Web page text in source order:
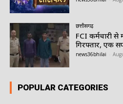
छत्तीसगढ़
FCI कर्मचारी से
गिरफ्तार, एक
news36bhilai
POPULAR CATEGORIES